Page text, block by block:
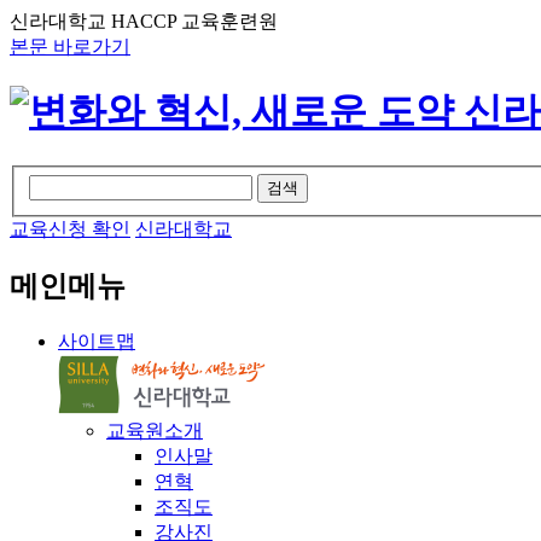
신라대학교 HACCP 교육훈련원
본문 바로가기
검색
교육신청 확인 신라대학교
메인메뉴
사이트맵
교육원소개
인사말
연혁
조직도
강사진